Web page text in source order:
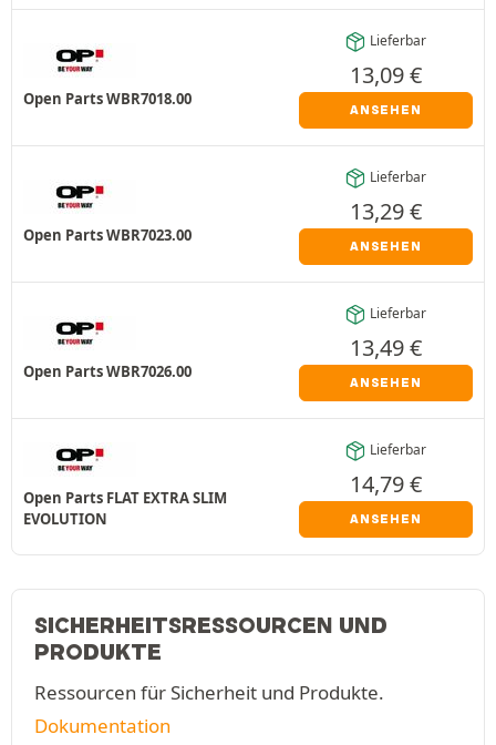
Open Parts WBR7018.00
Lieferbar
13,09€
ANSEHEN
Open Parts WBR7023.00
Lieferbar
13,29€
ANSEHEN
Open Parts WBR7026.00
Lieferbar
13,49€
ANSEHEN
Open Parts FLAT EXTRA SLIM
EVOLUTION
Lieferbar
14,79€
ANSEHEN
SICHERHEITSRESSOURCEN UND
PRODUKTE
Ressourcen für Sicherheit und Produkte.
Dokumentation